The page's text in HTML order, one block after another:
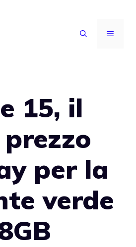
MENU
15, il
per la
verde